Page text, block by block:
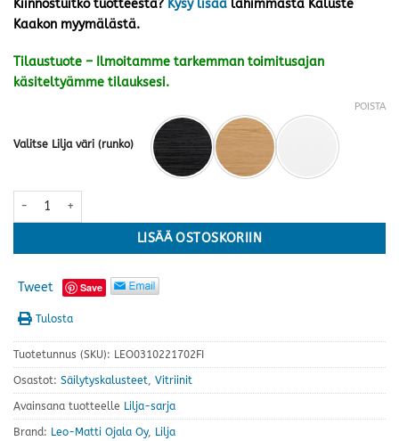
Kiinnostuitko tuotteesta? Kysy lisää lähimmästä Kaluste
Kaakon myymälästä.
Tilaustuote – Ilmoitamme tarkemman toimitusajan
käsiteltyämme tilauksesi.
Valitse Lilja väri (runko)
POISTA
Lilja vitriini nro 16, kirkas lasi · useita värejä määrä
LISÄÄ OSTOSKORIIN
Tweet Save
Tulosta
Tuotetunnus (SKU): LEO0310221702FI
Osastot: Säilytyskalusteet Vitriinit
Avainsana tuotteelle Lilja-sarja
Brand: Leo-Matti Ojala Oy, Lilja